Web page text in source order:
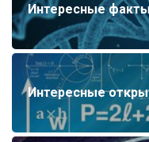
Интересные
Интересные